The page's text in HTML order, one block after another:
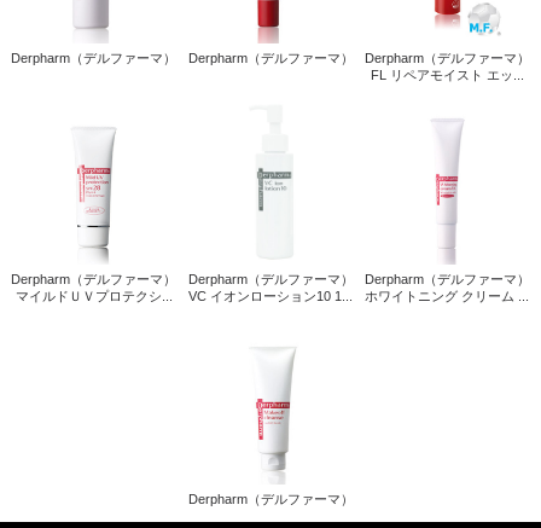
Derpharm（デルファーマ） Derpharm（デルファーマ）
Derpharm（デルファーマ）
FL リペアモイスト エッ...
Derpharm（デルファーマ）
マイルドＵＶプロテクシ...
Derpharm（デルファーマ）
VC イオンローション10 1...
Derpharm（デルファーマ）
ホワイトニング クリーム ...
Derpharm（デルファーマ）